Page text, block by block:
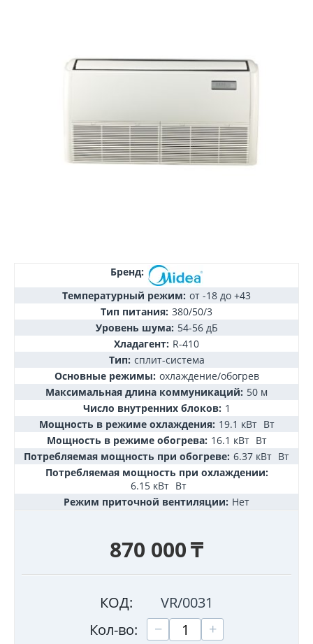
Бренд:
Температурный режим: от -18 до +43
Тип питания: 380/50/3
Уровень шума: 54-56 дБ
Хладагент: R-410
Тип: сплит-система
Основные режимы: охлаждение/обогрев
Максимальная длина коммуникаций: 50 м
Число внутренних блоков: 1
Мощность в режиме охлаждения: 19.1 кВт Вт
Мощность в режиме обогрева: 16.1 кВт Вт
Потребляемая мощность при обогреве: 6.37 кВт Вт
Потребляемая мощность при охлаждении:
6.15 кВт Вт
Режим приточной вентиляции: Нет
870 000₸
КОД:
VR/0031
Кол-во:
+
−